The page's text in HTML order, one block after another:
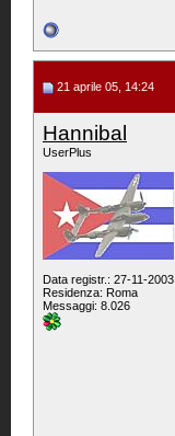
21 aprile 05, 14:24
Hannibal
UserPlus
Data registr.: 27-11-2003
Residenza: Roma
Messaggi: 8.026